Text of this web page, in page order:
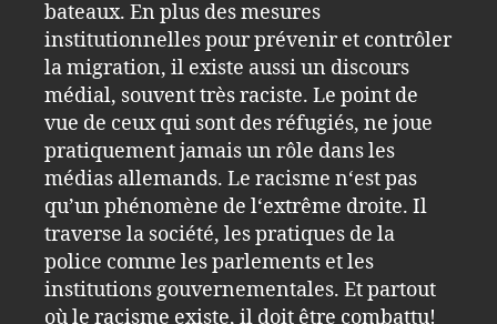
bateaux. En plus des mesures
institutionnelles pour prévenir et contrôler
la migration, il existe aussi un discours
médial, souvent très raciste. Le point de
vue de ceux qui sont des réfugiés, ne joue
pratiquement jamais un rôle dans les
médias allemands. Le racisme n‘est pas
qu’un phénomène de l‘extrême droite. Il
traverse la société, les pratiques de la
police comme les parlements et les
institutions gouvernementales. Et partout
où le racisme existe, il doit être combattu!